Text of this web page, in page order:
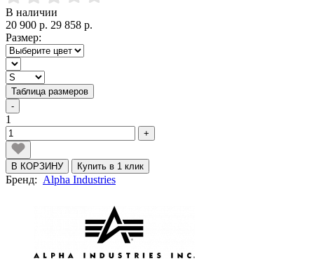
В наличии
20 900 р. 29 858 р.
Размер:
Таблица размеров
-
1
+
В КОРЗИНУ Купить в 1 клик
Бренд: Alpha Industries